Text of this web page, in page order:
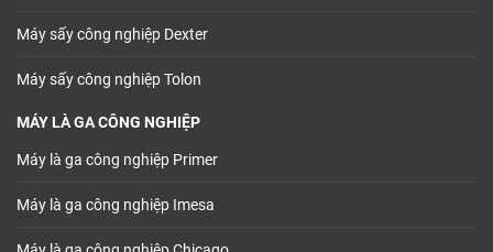
Máy sấy công nghiệp Dexter
Máy sấy công nghiệp Tolon
MÁY LÀ GA CÔNG NGHIỆP
Máy là ga công nghiệp Primer
Máy là ga công nghiệp Imesa